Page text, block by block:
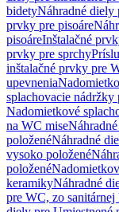
bidetyNáhradné diely
prvky pre pisoáre
pisoáreInštalačné
prvky pre sprchy
inštalačné prvky pre
upevnenia
splachovacie nádržky
Nadomietkové
na WC mise
položenéNáhradné
vysoko položené
položené
keramikyNáhradné
pre WC, zo